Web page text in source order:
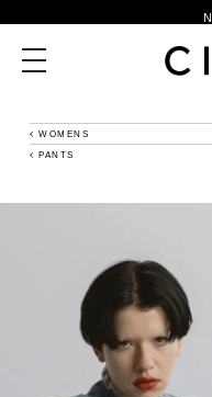
新規会員登
夏季休業に
toggle
navigation
WOMENS
PANTS